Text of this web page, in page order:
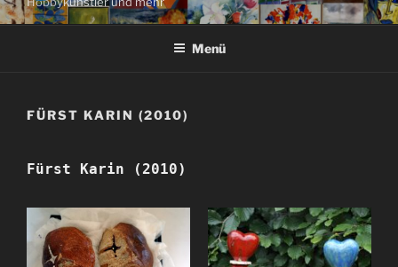
Menü
FÜRST KARIN (2010)
Fürst Karin (2010)